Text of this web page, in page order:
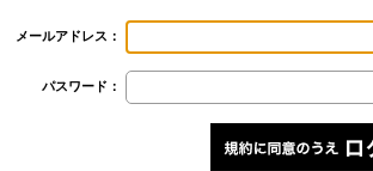
メールアドレス：
パスワード：